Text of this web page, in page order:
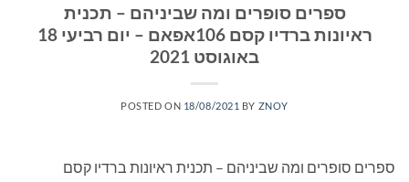
ספרים סופרים ומה שביניהם – תכנית
ראיונות ברדיו קסם 106אפאם – יום רביעי 18
באוגוסט 2021
POSTED ON 18/08/2021 BY ZNOY
ספרים סופרים ומה שביניהם – תכנית ראיונות ברדיו קסם